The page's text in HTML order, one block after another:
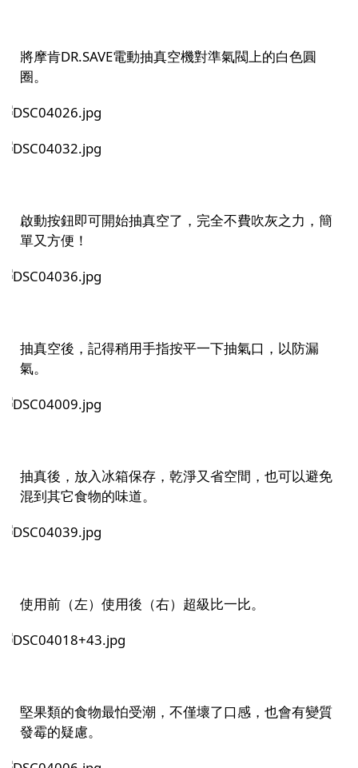
將摩肯DR.SAVE電動抽真空機對準氣閥上的白色圓
圈。
啟動按鈕即可開始抽真空了，完全不費吹灰之力，簡
單又方便！
抽真空後，記得稍用手指按平一下抽氣口，以防漏
氣。
抽真後，放入冰箱保存，乾淨又省空間，也可以避免
混到其它食物的味道。
使用前（左）使用後（右）超級比一比。
堅果類的食物最怕受潮，不僅壞了口感，也會有變質
發霉的疑慮。